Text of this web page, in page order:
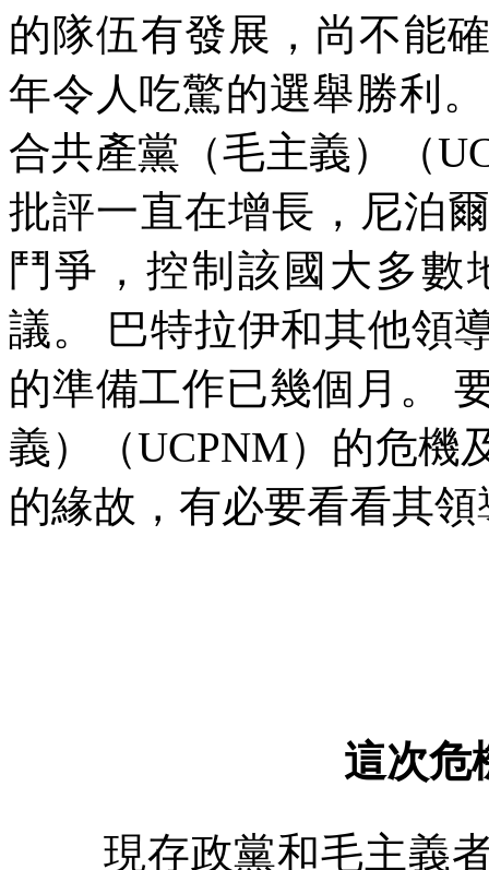
的隊伍有發展，尚不能
年令人吃驚的選舉勝利。
合共產黨（毛主義）（
批評一直在增長，尼泊
鬥爭，控制該國大多
議。
巴特拉伊和其他領
的準備工作已幾個月。
義）（UCPNM）的危機
的緣故，有必要看看其
這次危
現存政黨和毛主義